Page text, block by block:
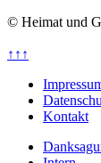
© Heimat und
↑↑↑
Kontakt